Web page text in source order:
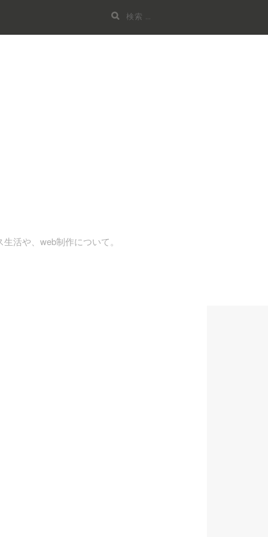
検
索:
活や、web制作について。